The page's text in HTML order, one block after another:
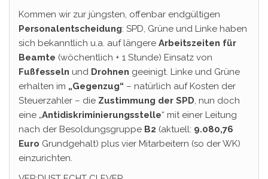
Kommen wir zur jüngsten, offenbar endgültigen
Personalentscheidung: SPD, Grüne und Linke haben
sich bekanntlich u.a. auf längere Arbeitszeiten für
Beamte (wöchentlich + 1 Stunde) Einsatz von
Fußfesseln und Drohnen geeinigt. Linke und Grüne
erhalten im „Gegenzug“ – natürlich auf Kosten der
Steuerzahler – die Zustimmung der SPD, nun doch
eine „Antidiskriminierungsstelle“ mit einer Leitung
nach der Besoldungsgruppe B2 (aktuell: 9.080,76
Euro Grundgehalt) plus vier Mitarbeitern (so der WK)
einzurichten.